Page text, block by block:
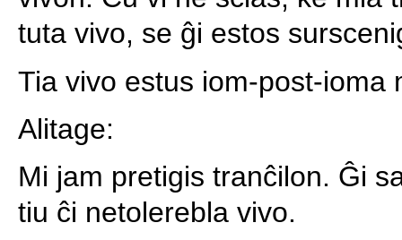
tuta vivo, se ĝi estos
Tia vivo estus iom-post-ioma
Alitage:
Mi jam pretigis tranĉilon. Ĝi
tiu ĉi netolerebla vivo.